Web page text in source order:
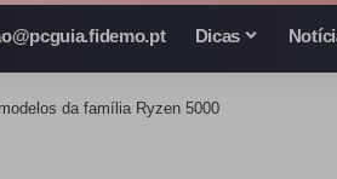
Dicas
da família Ryzen 5000